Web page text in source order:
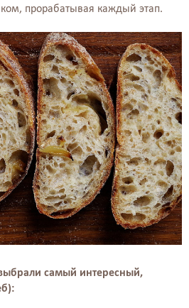
прорабатывая каждый этап.
самый интересный,